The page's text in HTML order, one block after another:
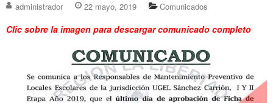
administrador 22 mayo, 2019 Comunicados
Clic sobre la imagen para descargar comunicado completo